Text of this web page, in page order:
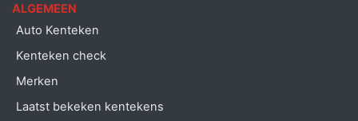
ALGEMEEN
Auto Kenteken
Kenteken check
Merken
Laatst bekeken kentekens